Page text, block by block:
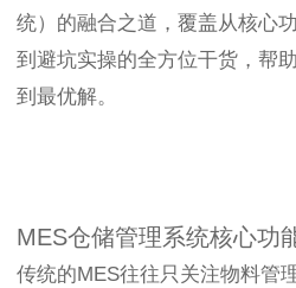
统）的融合之道，覆盖从核心
到避坑实操的全方位干货，帮
到最优解。
MES仓储管理系统核心功
传统的MES往往只关注物料管